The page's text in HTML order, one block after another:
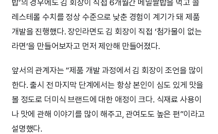
밥’의 경우에도 김 회장이 직접 6개월간 메밀쌀밥을 먹고 콜
레스테롤 수치를 정상 수준으로 낮춘 경험이 계기가 돼 제품
개발을 진행했다. 장인라면도 김 회장이 직접 ‘첨가물이 없는
라면’을 만들어보자고 먼저 제안해 만들어졌다.
앞서의 관계자는 “제품 개발 과정에서 김 회장이 조언을 많이
한다. 출시 전 마지막 단계에서는 항상 본인이 심도 있게 맛을
볼 정도로 더미식 브랜드에 대한 애정이 크다. 식재료 사용이
나 맛에 관해 이야기를 많이 해주고, 관여도도 높은 편”이라고
설명했다.